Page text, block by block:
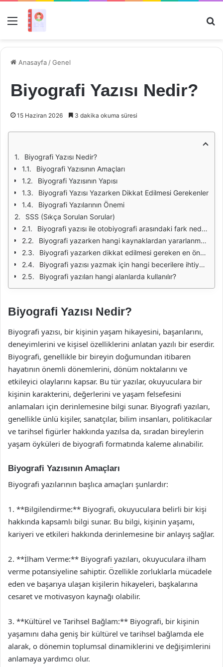
Menü
Anasayfa /Genel
Biyografi Yazısı Nedir?
15 Haziran 2026 3 dakika okuma süresi
Biyografi Yazısı Nedir?
Biyografi Yazısının Amaçları
Biyografi Yazısının Yapısı
Biyografi Yazısı Yazarken Dikkat Edilmesi Gerekenler
Biyografi Yazılarının Önemi
SSS (Sıkça Sorulan Sorular)
Biyografi yazısı ile otobiyografi arasındaki fark nedir?
Biyografi yazarken hangi kaynaklardan yararlanmalıyım?
Biyografi yazarken dikkat edilmesi gereken en önemli nokta nedir?
Biyografi yazısı yazmak için hangi becerilere ihtiyaç var?
Biyografi yazıları hangi alanlarda kullanılır?
Biyografi Yazısı Nedir?
Biyografi yazısı, bir kişinin yaşam hikayesini, başarılarını,
deneyimlerini ve kişisel özelliklerini anlatan yazılı bir eserdir.
Biyografi, genellikle bir bireyin doğumundan itibaren
hayatının önemli dönemlerini, dönüm noktalarını ve
etkileyici olaylarını kapsar. Bu tür yazılar, okuyuculara bir
kişinin karakterini, değerlerini ve yaşam felsefesini
anlamaları için derinlemesine bilgi sunar. Biyografi yazıları,
genellikle ünlü kişiler, sanatçılar, bilim insanları, politikacılar
ve tarihsel figürler hakkında yazılsa da, sıradan bireylerin
yaşam öyküleri de biyografi formatında kaleme alınabilir.
Biyografi Yazısının Amaçları
Biyografi yazılarının başlıca amaçları şunlardır:
1. **Bilgilendirme:** Biyografi, okuyuculara belirli bir kişi
hakkında kapsamlı bilgi sunar. Bu bilgi, kişinin yaşamı,
kariyeri ve etkileri hakkında derinlemesine bir anlayış sağlar.
2. **İlham Verme:** Biyografi yazıları, okuyuculara ilham
verme potansiyeline sahiptir. Özellikle zorluklarla mücadele
eden ve başarıya ulaşan kişilerin hikayeleri, başkalarına
cesaret ve motivasyon kaynağı olabilir.
3. **Kültürel ve Tarihsel Bağlam:** Biyografi, bir kişinin
yaşamını daha geniş bir kültürel ve tarihsel bağlamda ele
alarak, o dönemin toplumsal dinamiklerini ve değişimlerini
anlamaya yardımcı olur.